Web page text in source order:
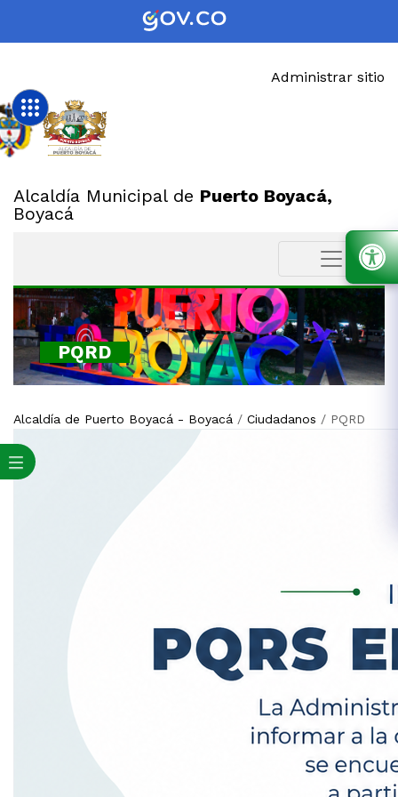
Administrar sitio
Alcaldía Municipal de Puerto Boyacá,
Boyacá
PQRD
Alcaldía de Puerto Boyacá - Boyacá / Ciudadanos / PQRD